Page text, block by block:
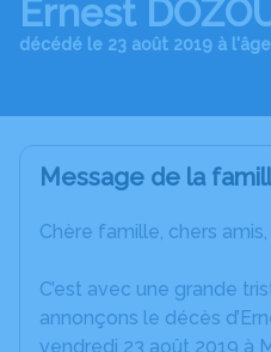
Ernest
décédé le 23 août 2019 à
Message de la
Chère famille, chers amis,
C’est avec une grande
annonçons le décès
vendredi 23 août 2019 à